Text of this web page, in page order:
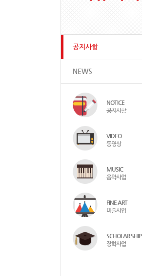
공지사항
NEWS
NOTICE
공지사항
VIDEO
동영상
MUSIC
음악사업
FINE ART
미술사업
SCHOLAR SHIP
장학사업